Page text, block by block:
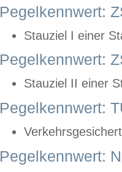
Pegelkennwert:
Stauziel I einer
Pegelkennwert:
Stauziel II einer
Pegelkennwert:
Pegelkennwert: